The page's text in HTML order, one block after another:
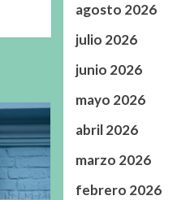
agosto 2026
julio 2026
junio 2026
mayo 2026
abril 2026
marzo 2026
febrero 2026